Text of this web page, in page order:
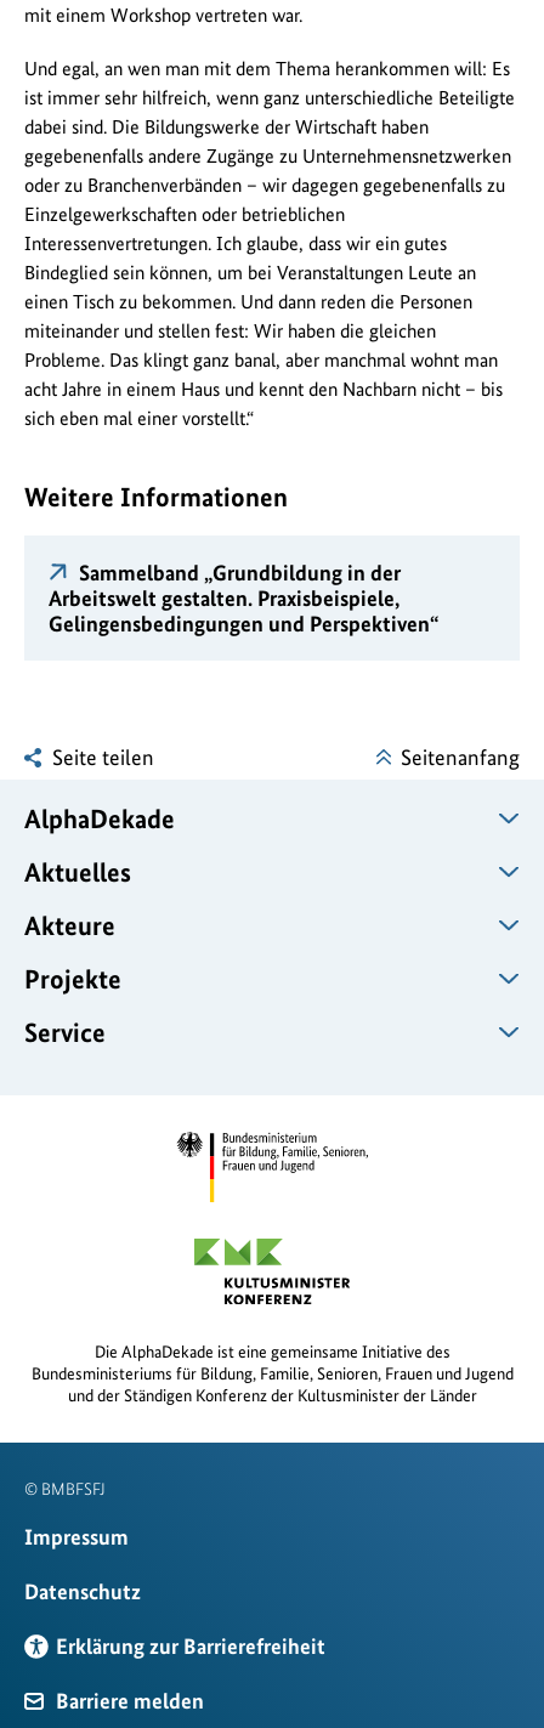
mit einem Workshop vertreten war.
Und egal, an wen man mit dem Thema herankommen will: Es
ist immer sehr hilfreich, wenn ganz unterschiedliche Beteiligte
dabei sind. Die Bildungswerke der Wirtschaft haben
gegebenenfalls andere Zugänge zu Unternehmensnetzwerken
oder zu Branchenverbänden – wir dagegen gegebenenfalls zu
Einzelgewerkschaften oder betrieblichen
Interessenvertretungen. Ich glaube, dass wir ein gutes
Bindeglied sein können, um bei Veranstaltungen Leute an
einen Tisch zu bekommen. Und dann reden die Personen
miteinander und stellen fest: Wir haben die gleichen
Probleme. Das klingt ganz banal, aber manchmal wohnt man
acht Jahre in einem Haus und kennt den Nachbarn nicht – bis
sich eben mal einer vorstellt.“
Weitere Informationen
Sammelband „Grundbildung in der
Arbeitswelt gestalten. Praxisbeispiele,
Gelingensbedingungen und Perspektiven“
Seite teilen Seitenanfang
AlphaDekade
Aktuelles
Akteure
Projekte
Service
Die AlphaDekade ist eine gemeinsame Initiative des
Bundesministeriums für Bildung, Familie, Senioren, Frauen und Jugend
und der Ständigen Konferenz der Kultusminister der Länder
© BMBFSFJ
Impressum
Datenschutz
Erklärung zur Barrierefreiheit
Barriere melden